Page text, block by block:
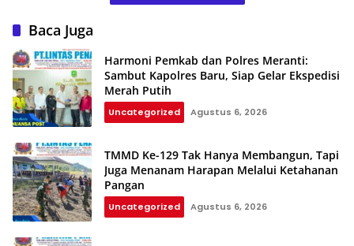
Baca Juga
Harmoni Pemkab dan Polres Meranti:
Sambut Kapolres Baru, Siap Gelar Ekspedisi
Merah Putih
Uncategorized Agustus 6, 2026
TMMD Ke-129 Tak Hanya Membangun, Tapi
Juga Menanam Harapan Melalui Ketahanan
Pangan
Uncategorized Agustus 6, 2026